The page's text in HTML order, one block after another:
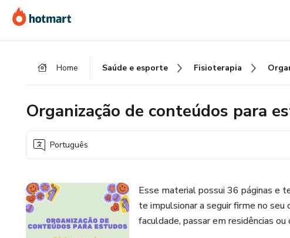
para
o
para
o
para
o
Home Saúde e esporte Fisioterapia
Organização de conteúdos para
Português
Esse material possui 36 páginas e
te impulsionar a seguir firme no seu
faculdade, passar em residências ou